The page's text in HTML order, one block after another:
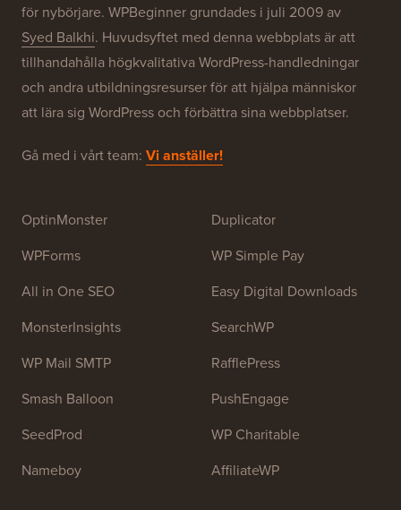
för nybörjare. WPBeginner grundades i juli 2009 av
Syed Balkhi. Huvudsyftet med denna webbplats är att
tillhandahålla högkvalitativa WordPress-handledningar
och andra utbildningsresurser för att hjälpa människor
att lära sig WordPress och förbättra sina webbplatser.
Gå med i vårt team: Vi anställer!
OptinMonster
WPForms
All in One SEO
MonsterInsights
WP Mail SMTP
Smash Balloon
SeedProd
Nameboy
Duplicator
WP Simple Pay
Easy Digital Downloads
SearchWP
RafflePress
PushEngage
WP Charitable
AffiliateWP